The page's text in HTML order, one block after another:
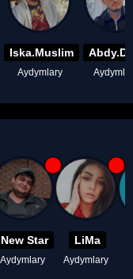
Iska.Muslim
Aydymlary
New Star
Aydymlary
LiMa
Aydymlary